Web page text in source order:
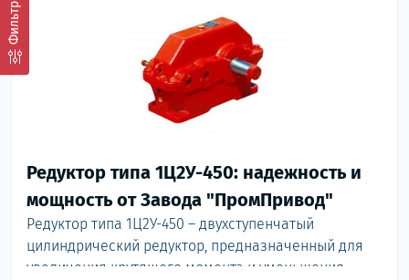
Фильтр
Редуктор типа 1Ц2У-450: надежность и
мощность от Завода "ПромПривод"
Редуктор типа 1Ц2У-450 – двухступенчатый
цилиндрический редуктор, предназначенный для
увеличения крутящего момента и уменьшения